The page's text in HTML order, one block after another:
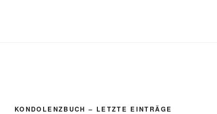
KONDOLENZBUCH – LETZTE EINTRÄGE